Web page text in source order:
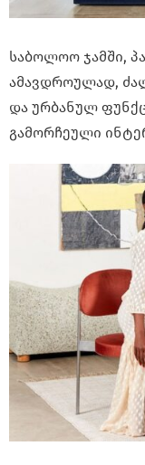
საბოლოო ჯამში,
ამავდროულად,
და ურბანულ
გამორჩეული